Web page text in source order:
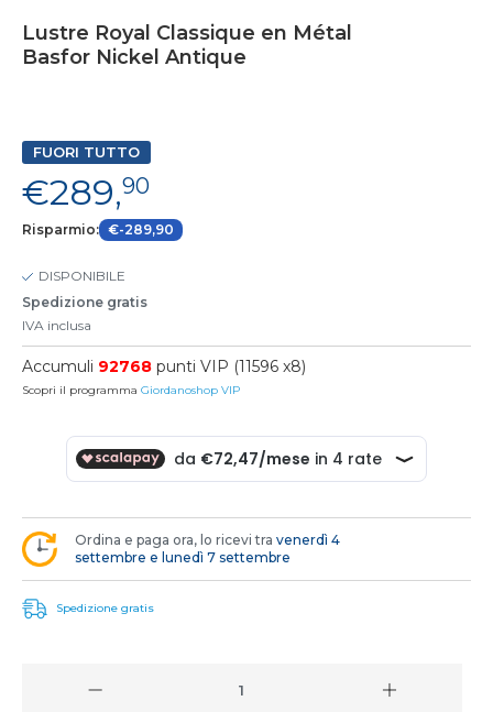
Lustre Royal Classique en Métal
Basfor Nickel Antique
FUORI TUTTO
€289,90
Risparmio: €-289,90
DISPONIBILE
Spedizione gratis
IVA inclusa
Accumuli 92768 punti VIP (11596 x8)
Scopri il programma Giordanoshop VIP
Ordina e paga ora, lo ricevi tra venerdì 4
settembre e lunedì 7 settembre
Spedizione gratis